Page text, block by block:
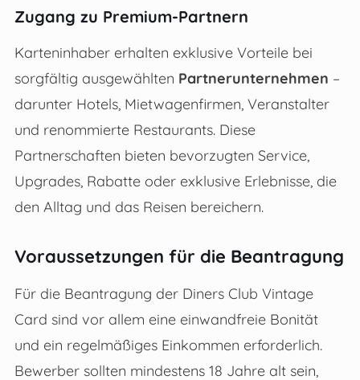
Zugang zu Premium-Partnern
Karteninhaber erhalten exklusive Vorteile bei
sorgfältig ausgewählten Partnerunternehmen –
darunter Hotels, Mietwagenfirmen, Veranstalter
und renommierte Restaurants. Diese
Partnerschaften bieten bevorzugten Service,
Upgrades, Rabatte oder exklusive Erlebnisse, die
den Alltag und das Reisen bereichern.
Voraussetzungen für die Beantragung
Für die Beantragung der Diners Club Vintage
Card sind vor allem eine einwandfreie Bonität
und ein regelmäßiges Einkommen erforderlich.
Bewerber sollten mindestens 18 Jahre alt sein,